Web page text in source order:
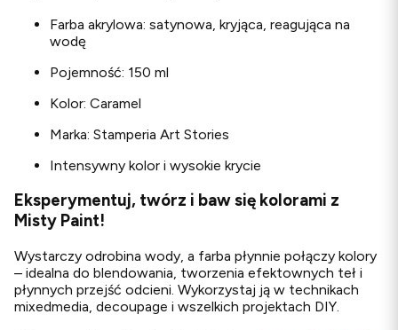
Farba akrylowa: satynowa, kryjąca, reagująca na
wodę
Pojemność: 150 ml
Kolor: Caramel
Marka: Stamperia Art Stories
Intensywny kolor i wysokie krycie
Eksperymentuj, twórz i baw się kolorami z
Misty Paint!
Wystarczy odrobina wody, a farba płynnie połączy kolory
– idealna do blendowania, tworzenia efektownych teł i
płynnych przejść odcieni. Wykorzystaj ją w technikach
mixedmedia, decoupage i wszelkich projektach DIY.